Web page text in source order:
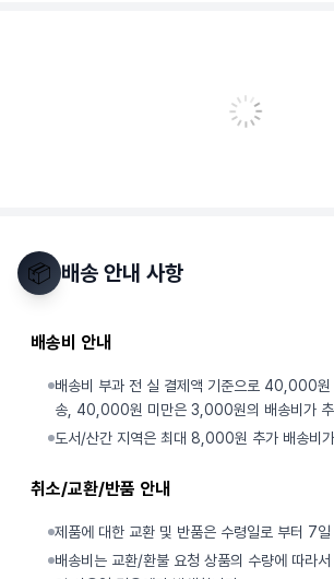
📦 배송 안내 사항
배송비 안내
배송비 부과 전 실 결제액 기준으로 40,000원
송, 40,000원 미만은 3,000원의 배송비가 추
도서/산간 지역은 최대 8,000원 추가 배송비
취소/교환/반품 안내
제품에 대한 교환 및 반품은 수령일로 부터 7
배송비는 교환/환불 요청 상품의 수량에 따라